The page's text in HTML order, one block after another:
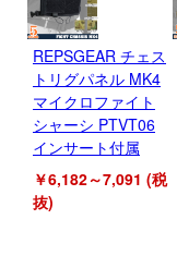
REPSGEAR チェス
トリグパネル MK4
マイクロファイト
シャーシ PTVT06
インサート付属
￥6,182～7,091 (税
抜)